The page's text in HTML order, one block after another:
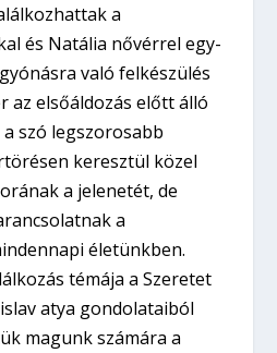
a
és Natália nővérrel egy-
való felkészülés
az elsőáldozás előtt álló
szó legszorosabb
keresztül közel
a jelenetét, de
a
életünkben.
témája a Szeretet
atya gondolataiból
magunk számára a